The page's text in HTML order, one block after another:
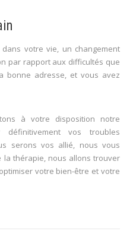
votre vie, un changement
par rapport aux difficultés que
bonne adresse, et vous avez
à votre disposition notre
vos troubles
serons vos allié, nous vous
la thérapie, nous allons trouver
votre bien-être et votre